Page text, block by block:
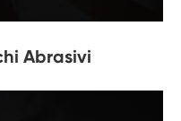
Abrasivi